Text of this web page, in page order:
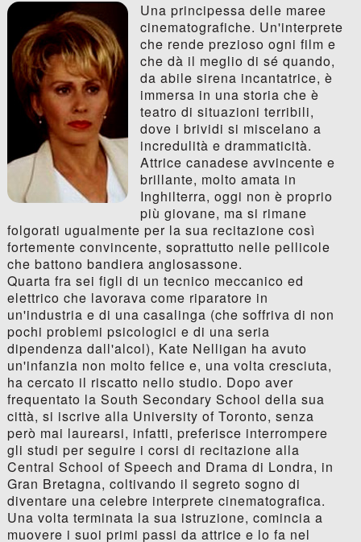
Una principessa delle maree
cinematografiche. Un'interprete
che rende prezioso ogni film e
che dà il meglio di sé quando,
da abile sirena incantatrice, è
immersa in una storia che è
teatro di situazioni terribili,
dove i brividi si miscelano a
incredulità e drammaticità.
Attrice canadese avvincente e
brillante, molto amata in
Inghilterra, oggi non è proprio
più giovane, ma si rimane
folgorati ugualmente per la sua recitazione così
fortemente convincente, soprattutto nelle pellicole
che battono bandiera anglosassone.
Quarta fra sei figli di un tecnico meccanico ed
elettrico che lavorava come riparatore in
un'industria e di una casalinga (che soffriva di non
pochi problemi psicologici e di una seria
dipendenza dall'alcol), Kate Nelligan ha avuto
un'infanzia non molto felice e, una volta cresciuta,
ha cercato il riscatto nello studio. Dopo aver
frequentato la South Secondary School della sua
città, si iscrive alla University of Toronto, senza
però mai laurearsi, infatti, preferisce interrompere
gli studi per seguire i corsi di recitazione alla
Central School of Speech and Drama di Londra, in
Gran Bretagna, coltivando il segreto sogno di
diventare una celebre interprete cinematografica.
Una volta terminata la sua istruzione, comincia a
muovere i suoi primi passi da attrice e lo fa nel